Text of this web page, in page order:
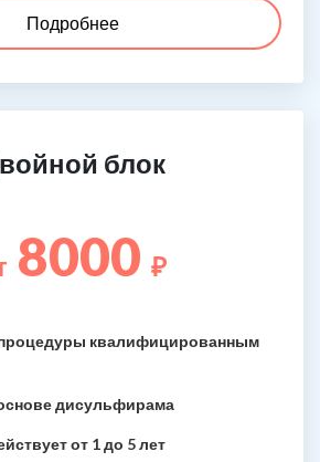
Подробнее
блок
8000 ₽
квалифицированным
дисульфирама
от 1 до 5 лет